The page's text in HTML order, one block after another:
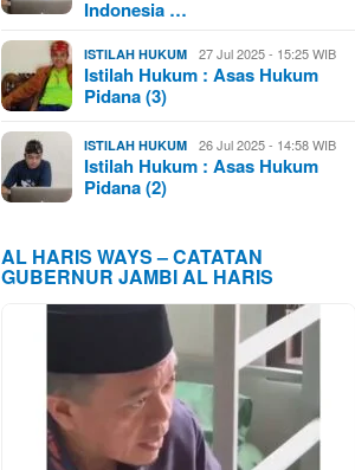
Indonesia …
ISTILAH HUKUM 27 Jul 2025 - 15:25 WIB
Istilah Hukum : Asas Hukum
Pidana (3)
ISTILAH HUKUM 26 Jul 2025 - 14:58 WIB
Istilah Hukum : Asas Hukum
Pidana (2)
AL HARIS WAYS – CATATAN
GUBERNUR JAMBI AL HARIS